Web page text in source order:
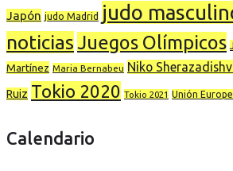
Japón judo Madrid judo
noticias Juegos Olímpicos
Martínez Maria Bernabeu Niko
Ruiz Tokio 2020 Tokio 2021 Unión
Calendario